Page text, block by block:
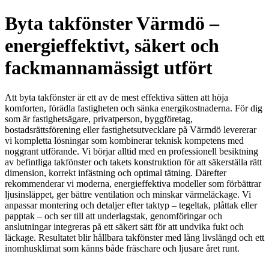
Byta takfönster Värmdö –
energieffektivt, säkert och
fackmannamässigt utfört
Att byta takfönster är ett av de mest effektiva sätten att höja
komforten, förädla fastigheten och sänka energikostnaderna. För dig
som är fastighetsägare, privatperson, byggföretag,
bostadsrättsförening eller fastighetsutvecklare på Värmdö levererar
vi kompletta lösningar som kombinerar teknisk kompetens med
noggrant utförande. Vi börjar alltid med en professionell besiktning
av befintliga takfönster och takets konstruktion för att säkerställa rätt
dimension, korrekt infästning och optimal tätning. Därefter
rekommenderar vi moderna, energieffektiva modeller som förbättrar
ljusinsläppet, ger bättre ventilation och minskar värmeläckage. Vi
anpassar montering och detaljer efter taktyp – tegeltak, plåttak eller
papptak – och ser till att underlagstak, genomföringar och
anslutningar integreras på ett säkert sätt för att undvika fukt och
läckage. Resultatet blir hållbara takfönster med lång livslängd och ett
inomhusklimat som känns både fräschare och ljusare året runt.